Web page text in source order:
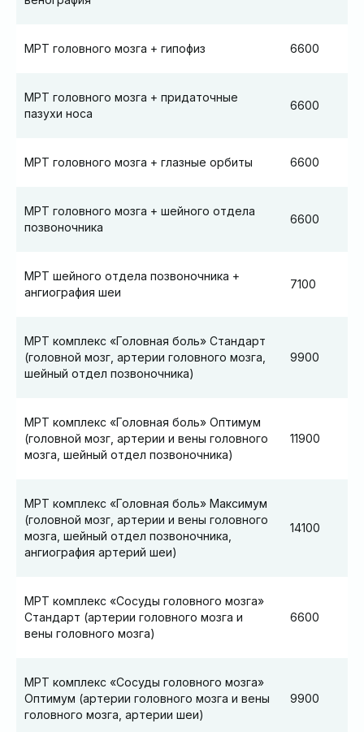
МРТ головного мозга + гипофиз 6600
МРТ головного мозга + придаточные
пазухи носа
6600
МРТ головного мозга + глазные орбиты 6600
МРТ головного мозга + шейного отдела
позвоночника
6600
МРТ шейного отдела позвоночника +
ангиография шеи
7100
МРТ комплекс «Головная боль» Стандарт
(головной мозг, артерии головного мозга,
шейный отдел позвоночника)
9900
МРТ комплекс «Головная боль» Оптимум
(головной мозг, артерии и вены головного
мозга, шейный отдел позвоночника)
11900
МРТ комплекс «Головная боль» Максимум
(головной мозг, артерии и вены головного
мозга, шейный отдел позвоночника,
ангиография артерий шеи)
14100
МРТ комплекс «Сосуды головного мозга»
Стандарт (артерии головного мозга и
вены головного мозга)
6600
МРТ комплекс «Сосуды головного мозга»
Оптимум (артерии головного мозга и вены
головного мозга, артерии шеи)
9900